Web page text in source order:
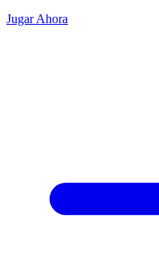
Jugar Ahora